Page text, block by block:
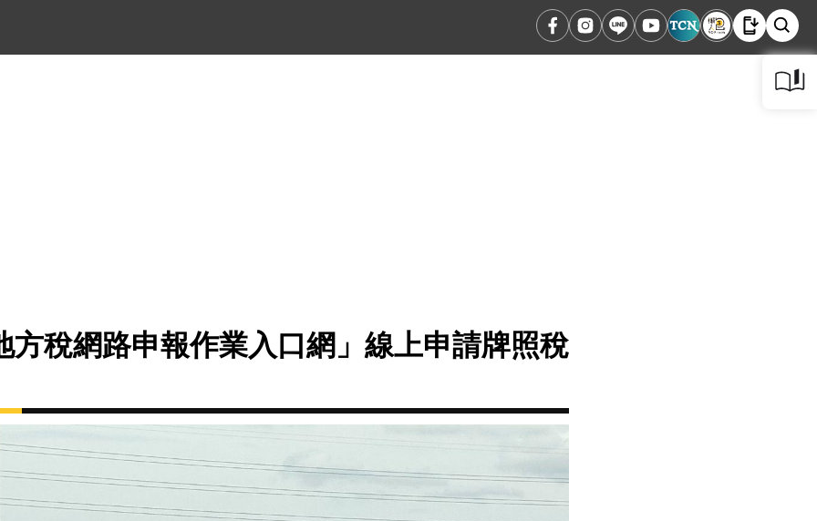
方稅網路申報作業入口網」線上申請牌照稅